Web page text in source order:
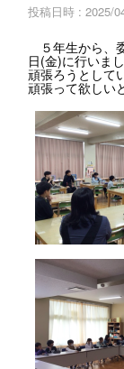
投稿日時 : 2025/
５年生から、
日(金)に行いま
頑張ろうとして
頑張って欲しい